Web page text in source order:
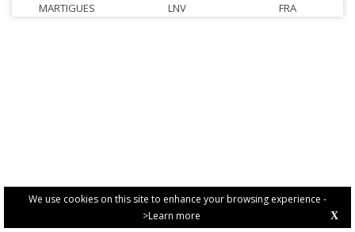
We use cookies on this site to enhance your browsing experience -
>Learn more
X
MARTIGUES
LNV FRA